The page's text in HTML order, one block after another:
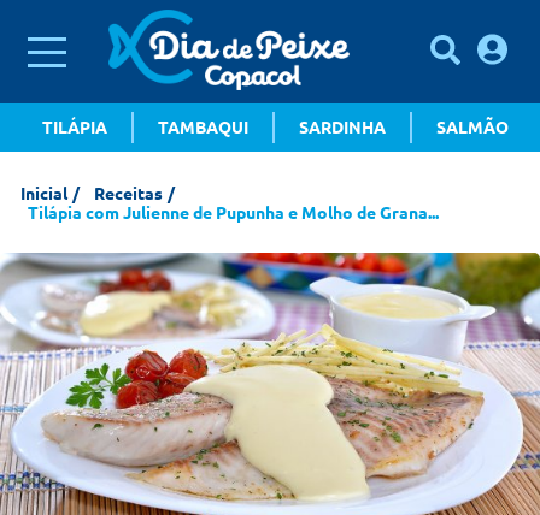
TILÁPIA TAMBAQUI SARDINHA SALMÃO
Inicial
Receitas
Tilápia com Julienne de Pupunha e Molho de Grana...